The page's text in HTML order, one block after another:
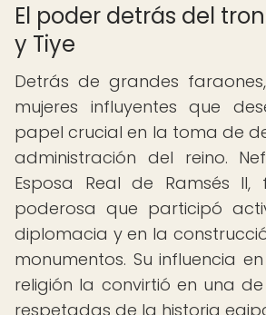
El poder detrás del
y Tiye
Detrás de grandes
mujeres influyentes que
papel crucial en la toma de
administración del reino.
Esposa Real de Ramsés
poderosa que participó
diplomacia y en la
monumentos. Su influencia
religión la convirtió en una
respetadas de la historia